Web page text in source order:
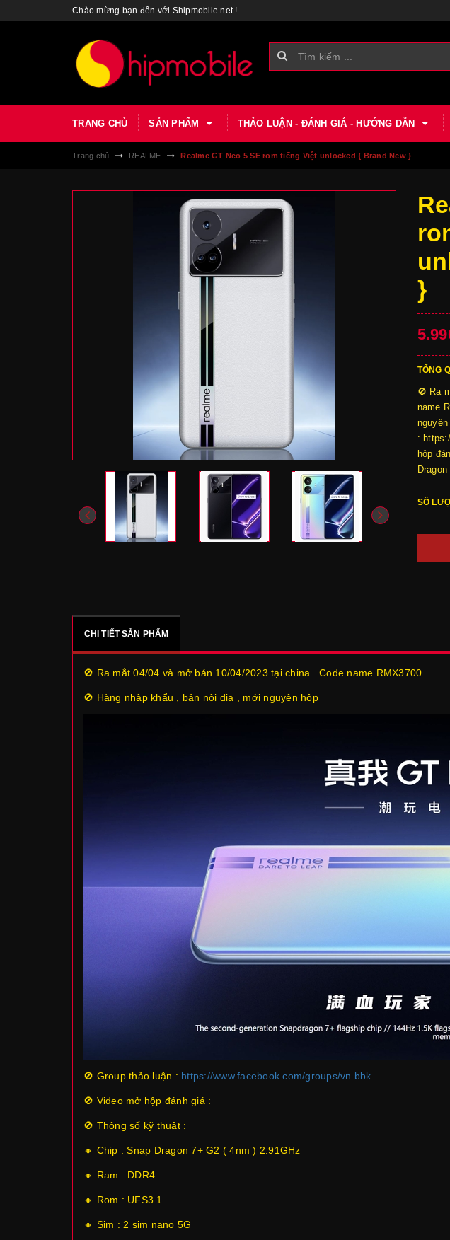
Chào mừng bạn đến với Shipmobile.net !
TRANG CHỦ SẢN PHẨM THẢO LUẬN - ĐÁNH GIÁ - HƯỚNG DẪN
Trang chủ REALME Realme GT Neo 5 SE rom tiếng Việt unlocked { Brand New }
}
TỔNG
🚫 Ra
name
:
hộp
SỐ
CHI TIẾT SẢN PHẨM
🚫 Ra mắt 04/04 và mở bán 10/04/2023 tại china . Code name RMX3700
🚫 Hàng nhập khẩu , bản nội địa , mới nguyên hộp
🚫 Group thảo luận : https://www.facebook.com/groups/vn.bbk
🚫 Video mở hộp đánh giá :
🚫 Thông số kỹ thuật :
🔸 Chip : Snap Dragon 7+ G2 ( 4nm ) 2.91GHz
🔸 Ram : DDR4
🔸 Rom : UFS3.1
🔸 Sim : 2 sim nano 5G